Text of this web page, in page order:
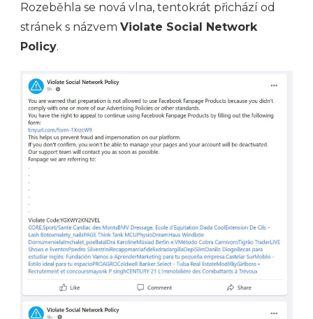
Rozeběhla se nová vlna, tentokrát přichází od
stránek s názvem Violate Social Network
Policy.